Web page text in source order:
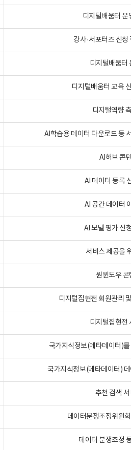
디지털배움터 운
강사·서포터즈 신청
디지털배움터
디지털배움터 교육
디지털역량
AI학습용 데이터 다운로드 등
AI허브 콘
AI 데이터 등록
AI 공간 데이터
AI 모델 평가 신
서비스 제공을
원윈도우
디지털집현전 회원관리
디지털집현전
국가지식정보(메타데이터)
국가지식정보(메타데이터)
추천 검색
데이터분쟁조정위원
데이터 분쟁조정